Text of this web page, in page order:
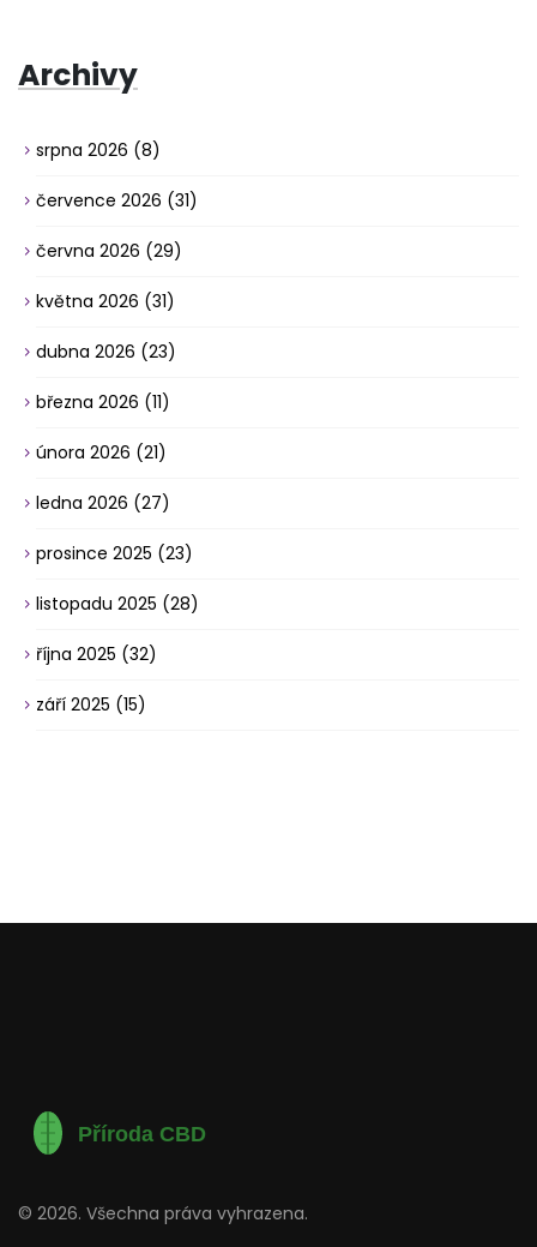
Archivy
srpna 2026 (8)
července 2026 (31)
června 2026 (29)
května 2026 (31)
dubna 2026 (23)
března 2026 (11)
února 2026 (21)
ledna 2026 (27)
prosince 2025 (23)
listopadu 2025 (28)
října 2025 (32)
září 2025 (15)
© 2026. Všechna práva vyhrazena.